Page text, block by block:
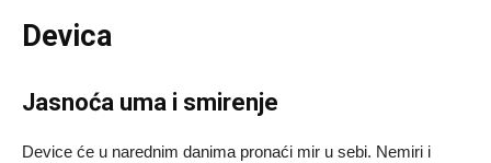
Devica
Jasnoća uma i smirenje
Device će u narednim danima pronaći mir u sebi. Nemiri i